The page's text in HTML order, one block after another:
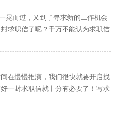
晃而过，又到了寻求新的工作机会
求职信了呢？千万不能认为求职信
心整理的财务会计专...
在慢慢推演，我们很快就要开启找
一封求职信就十分有必要了！写求
小编整理的酒店前台的求...